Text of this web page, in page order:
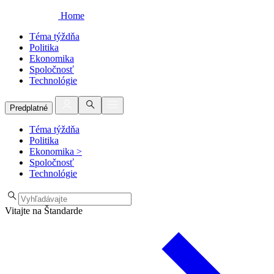
Home
Téma týždňa
Politika
Ekonomika
Spoločnosť
Technológie
Predplatné
Téma týždňa
Politika
Ekonomika >
Spoločnosť
Technológie
Vitajte na Štandarde